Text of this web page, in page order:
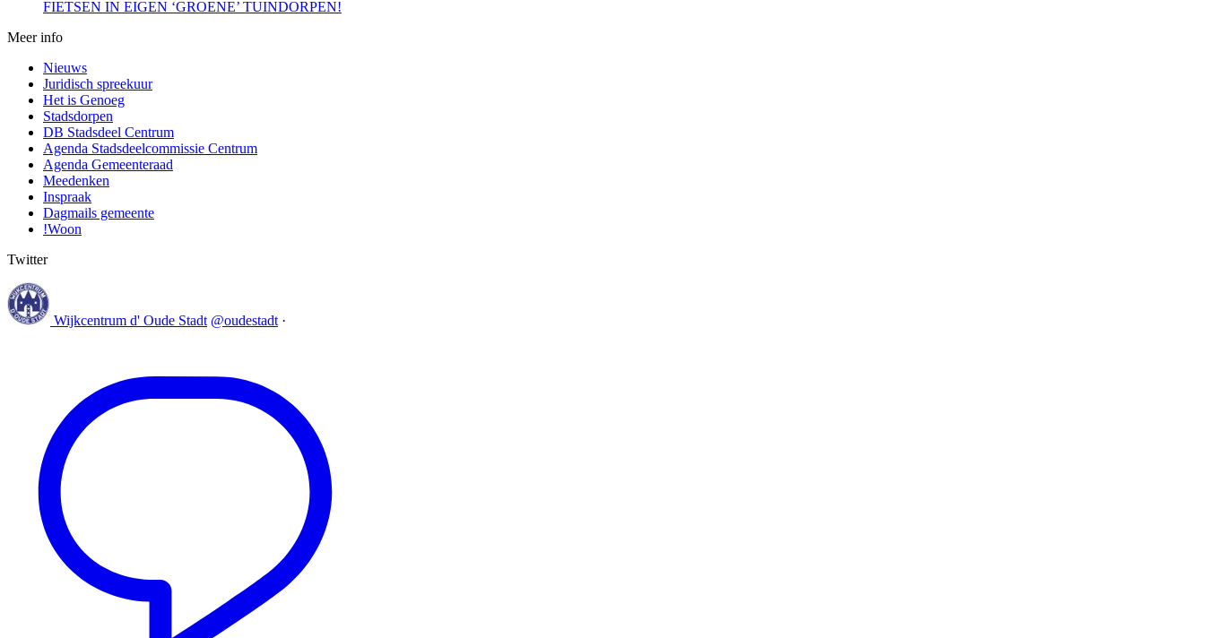
FIETSEN IN EIGEN ‘GROENE’ TUINDORPEN!
Meer info
Nieuws
Juridisch spreekuur
Het is Genoeg
Stadsdorpen
DB Stadsdeel Centrum
Agenda Stadsdeelcommissie Centrum
Agenda Gemeenteraad
Meedenken
Inspraak
Dagmails gemeente
!Woon
Twitter
Wijkcentrum d' Oude Stadt @oudestadt ·